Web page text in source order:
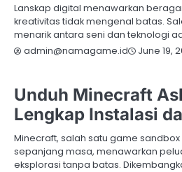
Lanskap digital menawarkan
kreativitas tidak mengenal batas.
menarik antara seni dan teknologi
admin@namagame.id
June 19,
Unduh Minecraft
Lengkap Instalasi
Minecraft, salah satu game
sepanjang masa, menawarkan
eksplorasi tanpa batas.